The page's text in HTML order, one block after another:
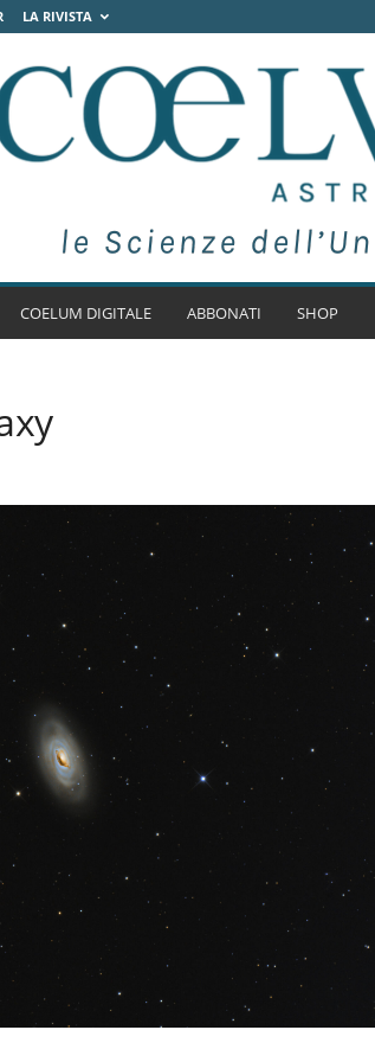
LA RIVISTA
COELUM DIGITALE ABBONATI SHOP